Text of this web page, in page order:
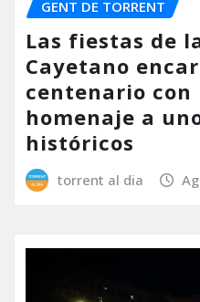
GENT DE TORRENT
Las fiestas de
Cayetano
centenario con
homenaje a
históricos
torrent al dia